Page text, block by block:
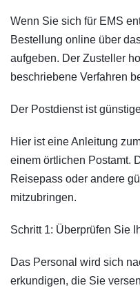
Wenn Sie sich für EMS
Bestellung online über
aufgeben. Der Zusteller
beschriebene Verfahren
Der Postdienst ist
Hier ist eine Anleitung
einem örtlichen Postamt.
Reisepass oder andere
mitzubringen.
Schritt 1: Überprüfen Sie
Das Personal wird sich
erkundigen, die Sie